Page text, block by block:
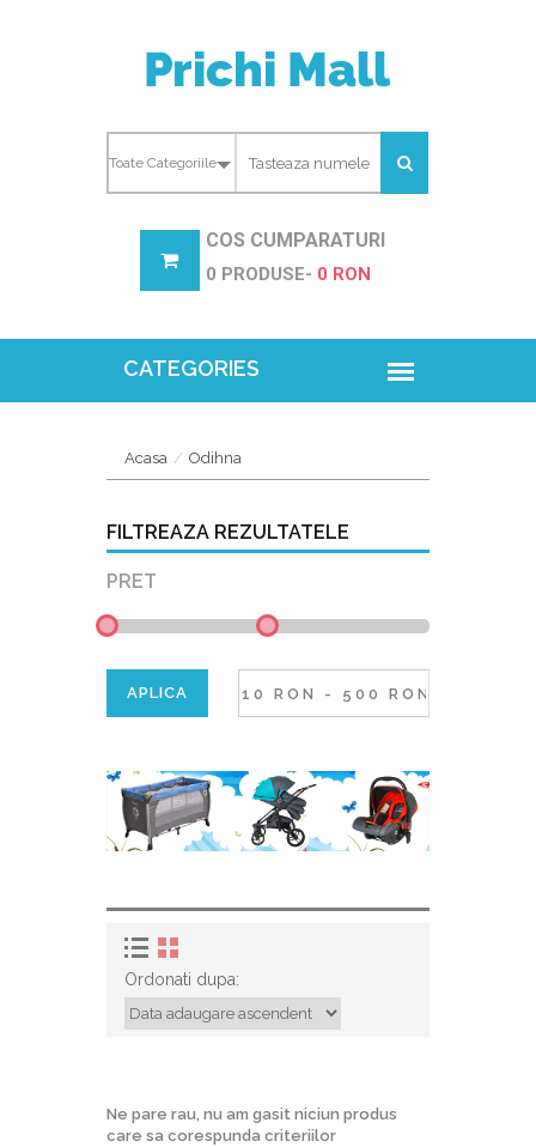
COS CUMPARATURI
0 PRODUSE- 0 RON
Acasa Odihna
FILTREAZA REZULTATELE
PRET
Ordonati dupa:
Ne pare rau, nu am gasit niciun produs
care sa corespunda criteriilor